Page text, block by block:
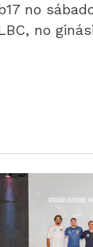
no
no